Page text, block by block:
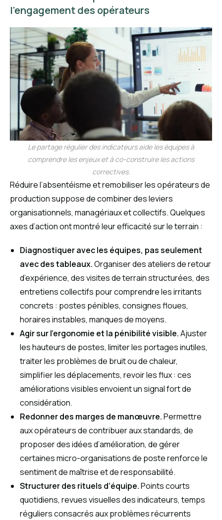
l’engagement des opérateurs
Le partage régulier des indicateurs aide les équipes à
comprendre les enjeux et à co-construire les actions
correctives.
Réduire l’absentéisme et remobiliser les opérateurs de
production suppose de combiner des leviers
organisationnels, managériaux et collectifs. Quelques
axes d’action ont montré leur efficacité sur le terrain :
Diagnostiquer avec les équipes, pas seulement
avec des tableaux.Organiser des ateliers de retour
d’expérience, des visites de terrain structurées, des
entretiens collectifs pour comprendre les irritants
concrets : postes pénibles, consignes floues,
horaires instables, manques de moyens.
Agir sur l’ergonomie et la pénibilité visible.Ajuster
les hauteurs de postes, limiter les portages inutiles,
traiter les problèmes de bruit ou de chaleur,
simplifier les déplacements, revoir les flux : ces
améliorations visibles envoient un signal fort de
considération.
Redonner des marges de manœuvre.Permettre
aux opérateurs de contribuer aux standards, de
proposer des idées d’amélioration, de gérer
certaines micro-organisations de poste renforce le
sentiment de maîtrise et de responsabilité.
Structurer des rituels d’équipe.Points courts
quotidiens, revues visuelles des indicateurs, temps
réguliers consacrés aux problèmes récurrents